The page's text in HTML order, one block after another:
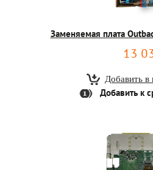
Заменяемая плата
13
Добавить к